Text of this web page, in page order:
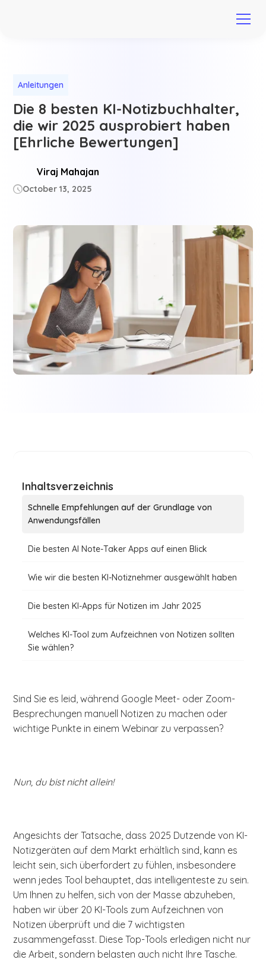
Anleitungen
Die 8 besten KI-Notizbuchhalter,
die wir 2025 ausprobiert haben
[Ehrliche Bewertungen]
Viraj Mahajan
October 13, 2025
Inhaltsverzeichnis
Schnelle Empfehlungen auf der Grundlage von
Anwendungsfällen
Die besten AI Note-Taker Apps auf einen Blick
Wie wir die besten KI-Notiznehmer ausgewählt haben
Die besten KI-Apps für Notizen im Jahr 2025
Welches KI-Tool zum Aufzeichnen von Notizen sollten
Sie wählen?
Sind Sie es leid, während Google Meet- oder Zoom-
Besprechungen manuell Notizen zu machen oder
wichtige Punkte in einem Webinar zu verpassen?
Nun, du bist nicht allein!
Angesichts der Tatsache, dass 2025 Dutzende von KI-
Notizgeräten auf dem Markt erhältlich sind, kann es
leicht sein, sich überfordert zu fühlen, insbesondere
wenn jedes Tool behauptet, das intelligenteste zu sein.
Um Ihnen zu helfen, sich von der Masse abzuheben,
haben wir über 20 KI-Tools zum Aufzeichnen von
Notizen überprüft und die 7 wichtigsten
zusammengefasst. Diese Top-Tools erledigen nicht nur
die Arbeit, sondern belasten auch nicht Ihre Tasche.